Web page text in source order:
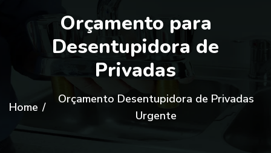
Orçamento para
Desentupidora de
Privadas
Home /
Orçamento Desentupidora de Privadas
Urgente